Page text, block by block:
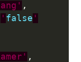
,
' false '
,